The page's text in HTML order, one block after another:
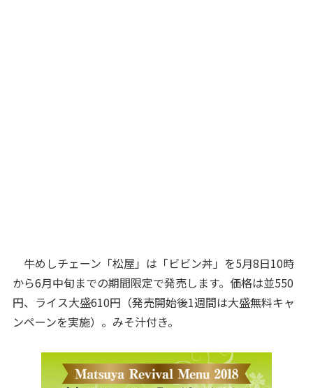
牛めしチェーン「松屋」は「ビビン丼」を5月8日10時
から6月中旬までの期間限定で発売します。価格は並550
円、ライス大盛610円（発売開始後1週間は大盛無料キャ
ンペーンを実施）。みそ汁付き。